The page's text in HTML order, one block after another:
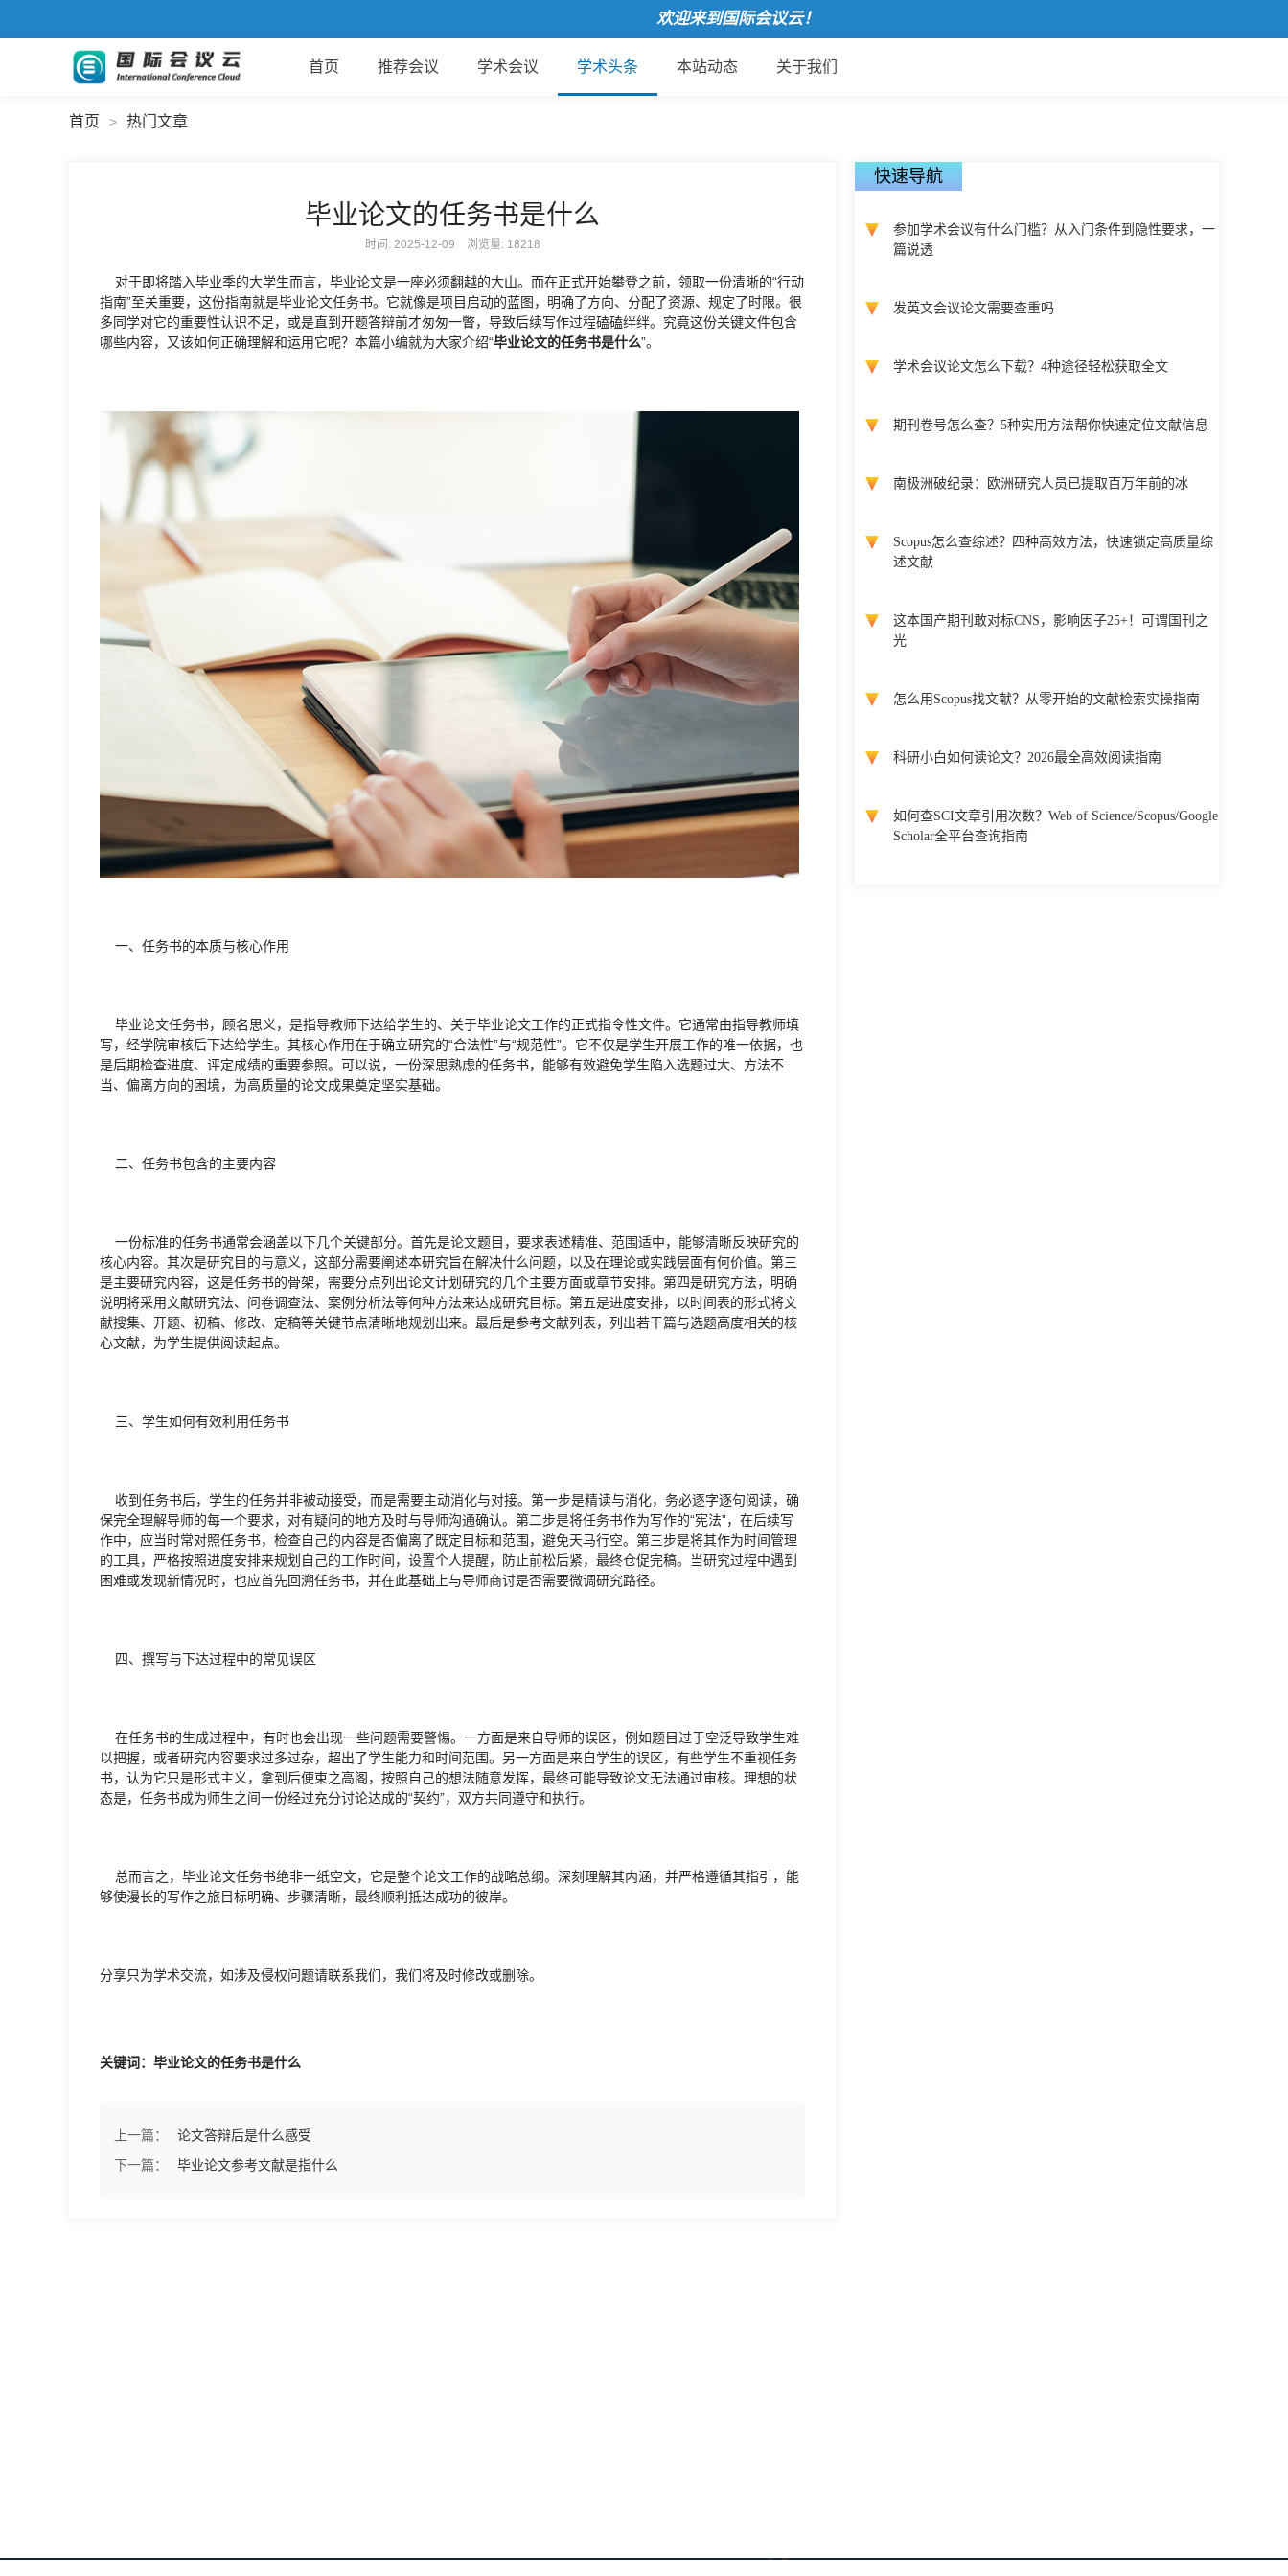
欢迎来到国际会议云！
首页 推荐会议 学术会议 学术头条 本站动态 关于我们
首页 > 热门文章
毕业论文的任务书是什么
时间: 2025-12-09 浏览量: 18218
对于即将踏入毕业季的大学生而言，毕业论文是一座必须翻越的大山。而在正式开始攀登之前，领取一份清晰的“行动
指南”至关重要，这份指南就是毕业论文任务书。它就像是项目启动的蓝图，明确了方向、分配了资源、规定了时限。很
多同学对它的重要性认识不足，或是直到开题答辩前才匆匆一瞥，导致后续写作过程磕磕绊绊。究竟这份关键文件包含
哪些内容，又该如何正确理解和运用它呢？本篇小编就为大家介绍“毕业论文的任务书是什么”。
一、任务书的本质与核心作用
毕业论文任务书，顾名思义，是指导教师下达给学生的、关于毕业论文工作的正式指令性文件。它通常由指导教师填
写，经学院审核后下达给学生。其核心作用在于确立研究的“合法性”与“规范性”。它不仅是学生开展工作的唯一依据，也
是后期检查进度、评定成绩的重要参照。可以说，一份深思熟虑的任务书，能够有效避免学生陷入选题过大、方法不
当、偏离方向的困境，为高质量的论文成果奠定坚实基础。
二、任务书包含的主要内容
一份标准的任务书通常会涵盖以下几个关键部分。首先是论文题目，要求表述精准、范围适中，能够清晰反映研究的
核心内容。其次是研究目的与意义，这部分需要阐述本研究旨在解决什么问题，以及在理论或实践层面有何价值。第三
是主要研究内容，这是任务书的骨架，需要分点列出论文计划研究的几个主要方面或章节安排。第四是研究方法，明确
说明将采用文献研究法、问卷调查法、案例分析法等何种方法来达成研究目标。第五是进度安排，以时间表的形式将文
献搜集、开题、初稿、修改、定稿等关键节点清晰地规划出来。最后是参考文献列表，列出若干篇与选题高度相关的核
心文献，为学生提供阅读起点。
三、学生如何有效利用任务书
收到任务书后，学生的任务并非被动接受，而是需要主动消化与对接。第一步是精读与消化，务必逐字逐句阅读，确
保完全理解导师的每一个要求，对有疑问的地方及时与导师沟通确认。第二步是将任务书作为写作的“宪法”，在后续写
作中，应当时常对照任务书，检查自己的内容是否偏离了既定目标和范围，避免天马行空。第三步是将其作为时间管理
的工具，严格按照进度安排来规划自己的工作时间，设置个人提醒，防止前松后紧，最终仓促完稿。当研究过程中遇到
困难或发现新情况时，也应首先回溯任务书，并在此基础上与导师商讨是否需要微调研究路径。
四、撰写与下达过程中的常见误区
在任务书的生成过程中，有时也会出现一些问题需要警惕。一方面是来自导师的误区，例如题目过于空泛导致学生难
以把握，或者研究内容要求过多过杂，超出了学生能力和时间范围。另一方面是来自学生的误区，有些学生不重视任务
书，认为它只是形式主义，拿到后便束之高阁，按照自己的想法随意发挥，最终可能导致论文无法通过审核。理想的状
态是，任务书成为师生之间一份经过充分讨论达成的“契约”，双方共同遵守和执行。
总而言之，毕业论文任务书绝非一纸空文，它是整个论文工作的战略总纲。深刻理解其内涵，并严格遵循其指引，能
够使漫长的写作之旅目标明确、步骤清晰，最终顺利抵达成功的彼岸。
分享只为学术交流，如涉及侵权问题请联系我们，我们将及时修改或删除。
关键词：毕业论文的任务书是什么
上一篇：
论文答辩后是什么感受
下一篇：
毕业论文参考文献是指什么
快速导航
参加学术会议有什么门槛？从入门条件到隐性要求，一
篇说透
发英文会议论文需要查重吗
学术会议论文怎么下载？4种途径轻松获取全文
期刊卷号怎么查？5种实用方法帮你快速定位文献信息
南极洲破纪录：欧洲研究人员已提取百万年前的冰
Scopus怎么查综述？四种高效方法，快速锁定高质量综
述文献
这本国产期刊敢对标CNS，影响因子25+！可谓国刊之
光
怎么用Scopus找文献？从零开始的文献检索实操指南
科研小白如何读论文？2026最全高效阅读指南
如何查SCI文章引用次数？Web of Science/Scopus/Google
Scholar全平台查询指南